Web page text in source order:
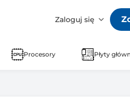
Zaloguj się
Procesory Płyty